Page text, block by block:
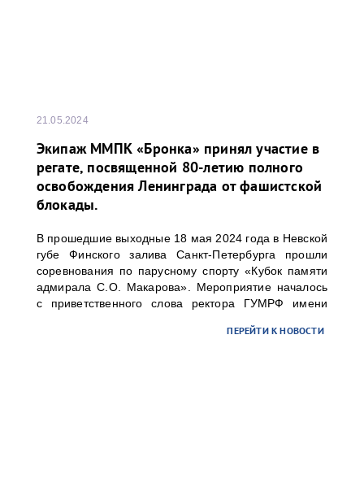
21.05.2024
Экипаж ММПК «Бронка» принял участие в
регате, посвященной 80-летию полного
освобождения Ленинграда от фашистской
блокады.
В прошедшие выходные 18 мая 2024 года в Невской
губе Финского залива Санкт-Петербурга прошли
соревнования по парусному спорту «Кубок памяти
адмирала С.О. Макарова». Мероприятие началось
с приветственного слова ректора ГУМРФ имени
Олеговича. Торжественное открытие
ПЕРЕЙТИ К НОВОСТИ